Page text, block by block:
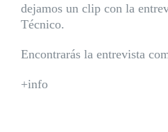
dejamos un clip con la
Técnico.
Encontrarás la entrevista
+info